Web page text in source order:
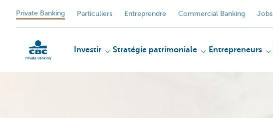
Private Banking Particuliers Entreprendre Commercial Banking Jobs
Investir Stratégie patrimoniale Entrepreneurs